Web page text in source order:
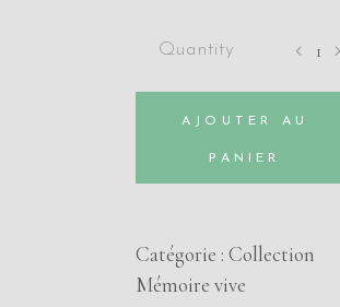
le
Chevalier
et
le
par
AJOUTER AU
PANIER
Catégorie : Collection
Mémoire vive